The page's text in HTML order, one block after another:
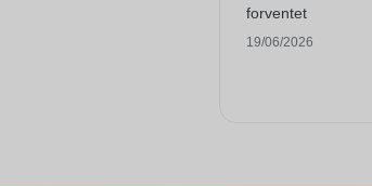
forventet
19/06/2026